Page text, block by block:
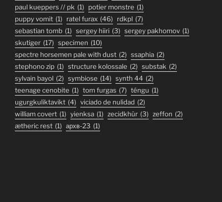
paul kueppers // pk (1) potier monstre (1)
puppy vomit (1) ratel furax (46) rdkpl (7)
sebastian tomb (1) sergey hiiri (3) sergey pakhomov (1)
skutiger (17) specimen (10)
spectre horsemen pale with dust (2) ssaphia (2)
stephono zip (1) structure kolossale (2) substak (2)
sylvain bayol (2) symbiose (14) synth 44 (2)
teenage cenobite (1) tom furgas (7) téngu (1)
ugurgkuliktavikt (4) viciado de nulidad (2)
william covert (1) yienksa (1) zecidkhür (3) zeffon (2)
ætheric rest (1) архв-23 (1)